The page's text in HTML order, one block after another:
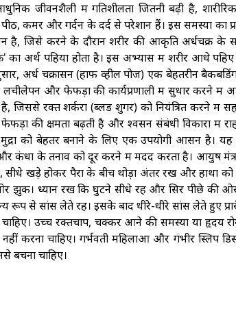
जीवनशैली में गतिशीलता जितनी बढ़ी है,
कमर और गर्दन के दर्द से परेशान हैं। इस समस्या का
है, जिसे करने के दौरान शरीर की आकृति अर्धचक्र के
का अर्थ पहिया होता है। इस अभ्यास में शरीर आधे
अर्ध चक्रासन (हाफ व्हील पोज) एक बेहतरीन
लचीलेपन और फेफड़ों की कार्यप्रणाली में सुधार करने में
जिससे रक्त शर्करा (ब्लड शुगर) को नियंत्रित करने में
की क्षमता बढ़ती है और श्वसन संबंधी विकारों में
को बेहतर बनाने के लिए एक उपयोगी आसन है।
कंधों के तनाव को दूर करने में मदद करता है। आयुष
खड़े होकर पैरों के बीच थोड़ा अंतर रखें और हाथों
झुकें। ध्यान रखें कि घुटने सीधे रहें और सिर पीछे की
रूप से सांस लेते रहें। इसके बाद धीरे-धीरे सांस लेते हुए
चाहिए। उच्च रक्तचाप, चक्कर आने की समस्या या हृदय
करना चाहिए। गर्भवती महिलाओं और गंभीर स्लिप
बचना चाहिए।